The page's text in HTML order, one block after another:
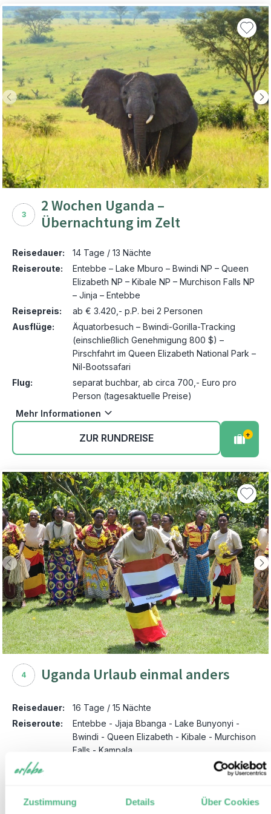
Zustimmung Details Über Cookies
3
2 Wochen Uganda –
Übernachtung im Zelt
Reisedauer:
14 Tage / 13 Nächte
Reiseroute:
Entebbe – Lake Mburo – Bwindi NP – Queen
Elizabeth NP – Kibale NP – Murchison Falls NP
– Jinja – Entebbe
Reisepreis:
ab € 3.420,- p.P. bei 2 Personen
Ausflüge:
Äquatorbesuch – Bwindi-Gorilla-Tracking
(einschließlich Genehmigung 800 $) –
Pirschfahrt im Queen Elizabeth National Park –
Nil-Bootssafari
Flug:
separat buchbar, ab circa 700,- Euro pro
Person (tagesaktuelle Preise)
Mehr Informationen
ZUR RUNDREISE +
4 Uganda Urlaub einmal anders
Reisedauer:
16 Tage / 15 Nächte
Reiseroute:
Entebbe - Jjaja Bbanga - Lake Bunyonyi -
Bwindi - Queen Elizabeth - Kibale - Murchison
Falls - Kampala
Reisepreis:
Herausforderung, Kanufahrt auf dem
Bunyonyi-See, Bwindi-Kaffeetour, Queen